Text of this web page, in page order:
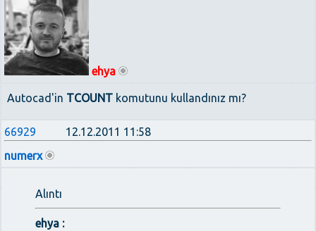
ehya
Autocad'in TCOUNT komutunu kullandınız mı?
66929
12.12.2011 11:58
numerx
Alıntı
ehya :